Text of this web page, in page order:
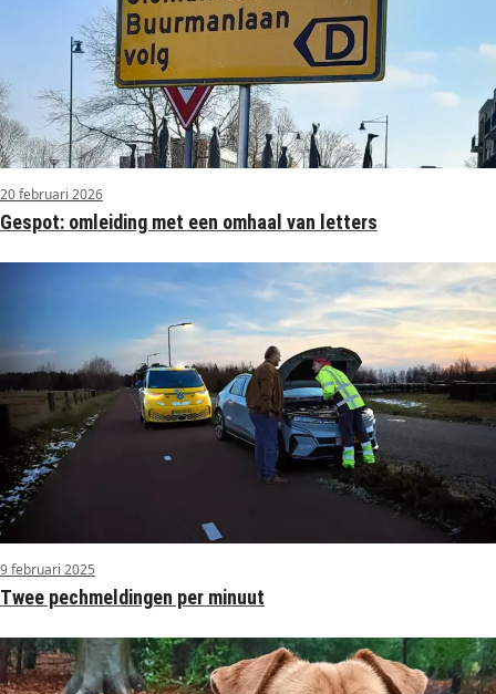
20 februari 2026
Gespot: omleiding met een omhaal van letters
9 februari 2025
Twee pechmeldingen per minuut